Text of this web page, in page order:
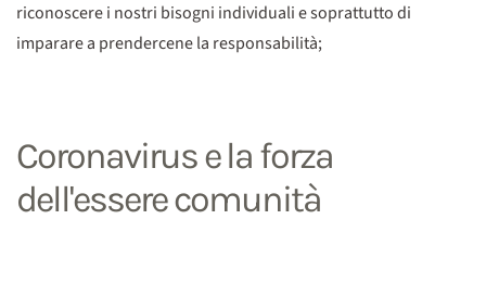
riconoscere i nostri bisogni individuali e soprattutto di
imparare a prendercene la responsabilità;
Coronavirus e la forza
dell'essere comunità